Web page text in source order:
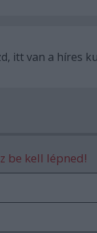
itt van a híres
be kell lépned!